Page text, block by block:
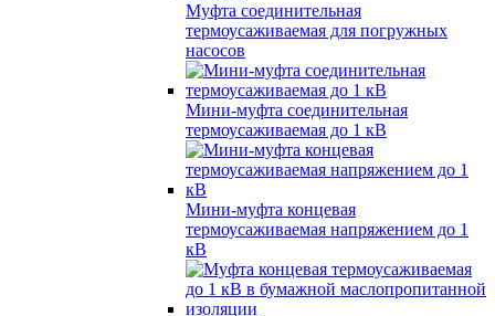
Муфта соединительная
термоусаживаемая для погружных
насосов
Мини-муфта соединительная
термоусаживаемая до 1 кВ
Мини-муфта концевая
термоусаживаемая напряжением до 1
кВ